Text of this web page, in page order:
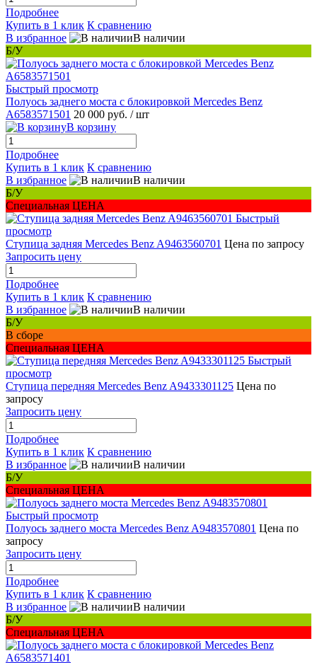
Подробнее
Купить в 1 клик К сравнению
В избранное
В наличии
Б/У
Быстрый просмотр
Полуось заднего моста с блокировкой Mercedes Benz
A6583571501 20 000 руб. / шт
В корзину
Подробнее
Купить в 1 клик К сравнению
В избранное
В наличии
Б/У
Специальная ЦЕНА
Быстрый
просмотр
Ступица задняя Mercedes Benz A9463560701 Цена по запросу
Запросить цену
Подробнее
Купить в 1 клик К сравнению
В избранное
В наличии
Б/У
В сборе
Специальная ЦЕНА
Быстрый
просмотр
Ступица передняя Mercedes Benz A9433301125 Цена по
запросу
Запросить цену
Подробнее
Купить в 1 клик К сравнению
В избранное
В наличии
Б/У
Специальная ЦЕНА
Быстрый просмотр
Полуось заднего моста Mercedes Benz A9483570801 Цена по
запросу
Запросить цену
Подробнее
Купить в 1 клик К сравнению
В избранное
В наличии
Б/У
Специальная ЦЕНА